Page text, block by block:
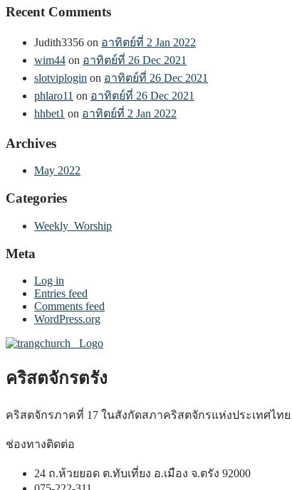
Recent Comments
Judith3356 on อาทิตย์ที่ 2 Jan 2022
wim44 on อาทิตย์ที่ 26 Dec 2021
slotviplogin on อาทิตย์ที่ 26 Dec 2021
phlaro11 on อาทิตย์ที่ 26 Dec 2021
hhbet1 on อาทิตย์ที่ 2 Jan 2022
Archives
May 2022
Categories
Weekly_Worship
Meta
Log in
Entries feed
Comments feed
WordPress.org
คริสตจักรตรัง
คริสตจักรภาคที่ 17 ในสังกัดสภาคริสตจักรแห่งประเทศไท
ช่องทางติดต่อ
24 ถ.ห้วยยอด ต.ทับเที่ยง อ.เมือง จ.ตรัง 92000